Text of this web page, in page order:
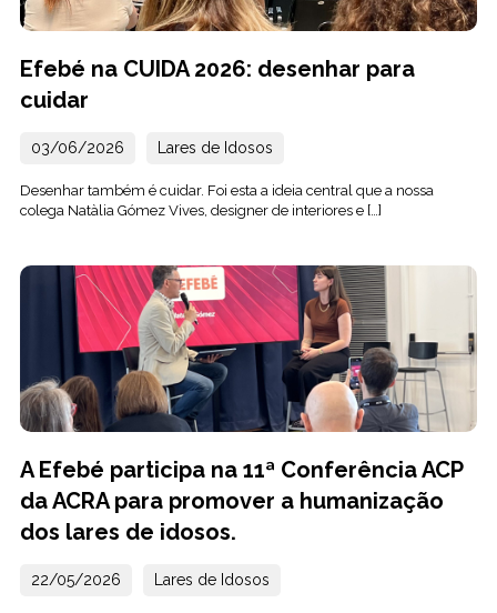
Efebé na CUIDA 2026: desenhar para
cuidar
03/06/2026 Lares de Idosos
Desenhar também é cuidar. Foi esta a ideia central que a nossa
colega Natàlia Gómez Vives, designer de interiores e […]
A Efebé participa na 11ª Conferência ACP
da ACRA para promover a humanização
dos lares de idosos.
22/05/2026 Lares de Idosos